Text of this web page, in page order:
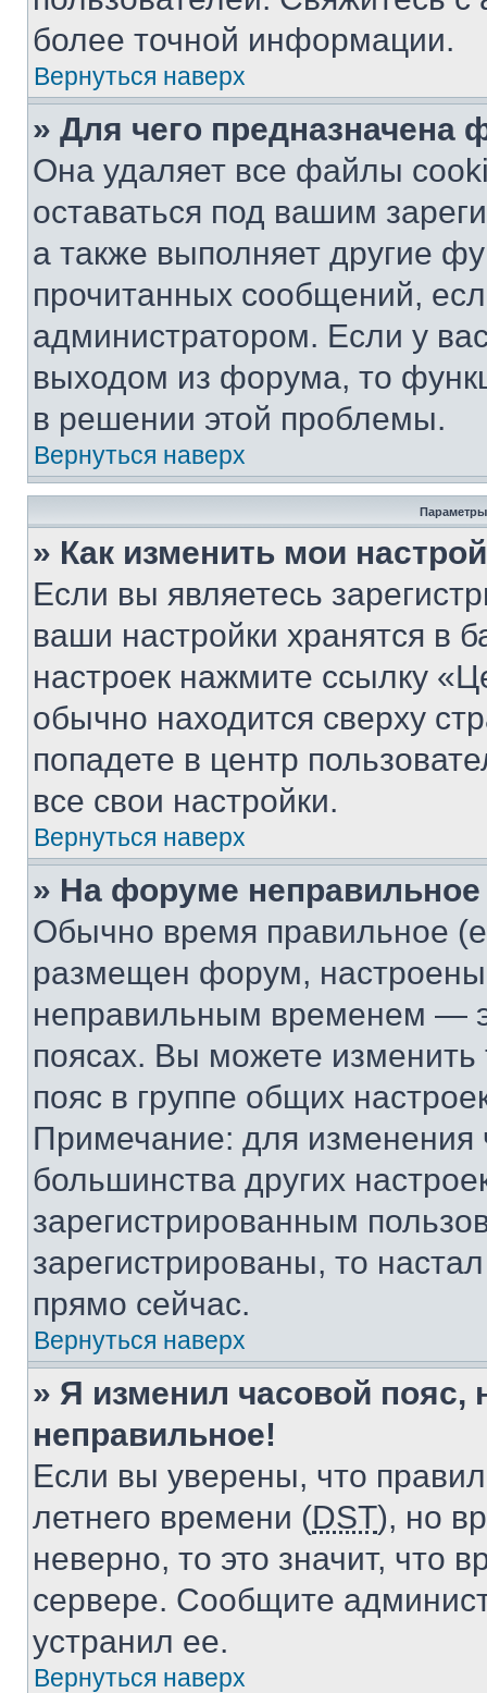
более точной информации.
Вернуться наверх
» Для чего предназначена
Она удаляет все файлы
оставаться под вашим
а также выполняет другие
прочитанных сообщений,
администратором. Если у
выходом из форума, то
в решении этой проблемы.
Вернуться наверх
Параметры
» Как изменить мои
Если вы являетесь
ваши настройки хранятся в
настроек нажмите ссылку
обычно находится сверху
попадете в центр
все свои настройки.
Вернуться наверх
» На форуме
Обычно время правильное
размещен форум, настроены
неправильным временем —
поясах. Вы можете изменить
пояс в группе общих
Примечание: для изменения
большинства других
зарегистрированным
зарегистрированы, то
прямо сейчас.
Вернуться наверх
» Я изменил часовой пояс,
неправильное!
Если вы уверены, что
летнего времени (DST), но
неверно, то это значит, что
сервере. Сообщите
устранил ее.
Вернуться наверх